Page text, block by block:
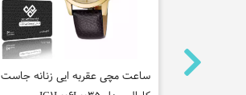
ساعت مچی عقربه ایی زنانه جاست